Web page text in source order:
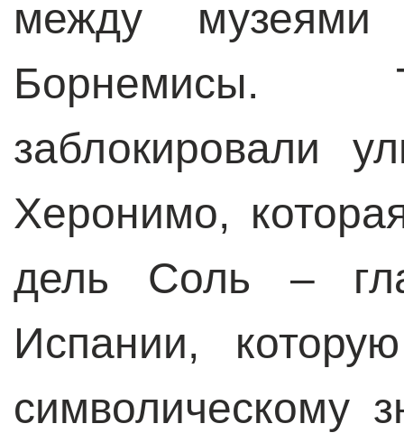
между
Борнемисы.
заблокировали
Херонимо,
дель Соль –
Испании,
символическому